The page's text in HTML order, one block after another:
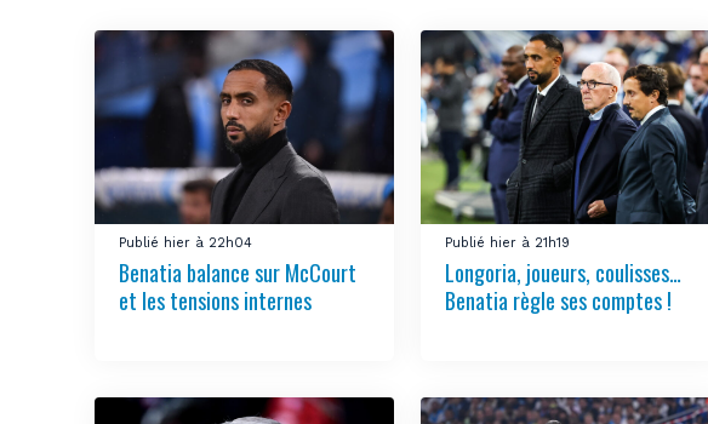
Publié hier à 22h04
Benatia balance sur McCourt
et les tensions internes
Publié hier à 21h19
Longoria, joueurs, coulisses…
Benatia règle ses comptes !